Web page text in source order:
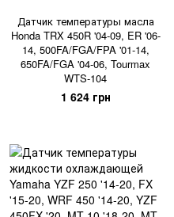
Датчик температуры масла
Honda TRX 450R '04-09, ER '06-
14, 500FA/FGA/FPA '01-14,
650FA/FGA '04-06, Tourmax
WTS-104
1 624 грн